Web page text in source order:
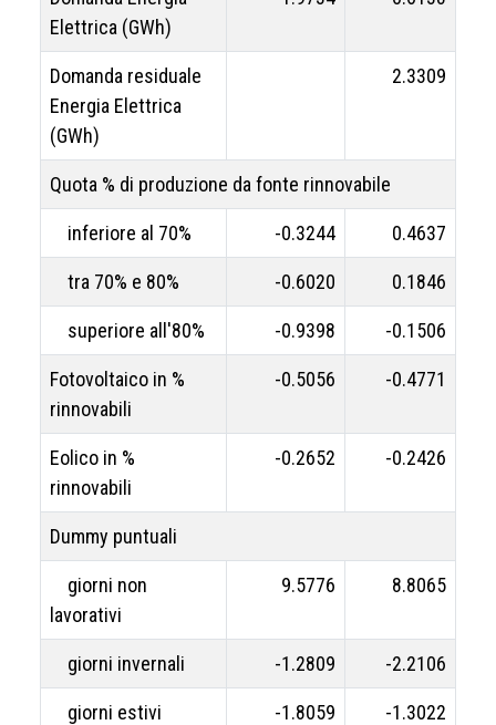
Elettrica (GWh)
Domanda residuale
Energia Elettrica
(GWh)
2.3309
Quota % di produzione da fonte rinnovabile
inferiore al 70% -0.3244 0.4637
tra 70% e 80% -0.6020 0.1846
superiore all'80% -0.9398 -0.1506
Fotovoltaico in %
rinnovabili
-0.5056 -0.4771
Eolico in %
rinnovabili
-0.2652 -0.2426
Dummy puntuali
giorni non
lavorativi
9.5776 8.8065
giorni invernali -1.2809 -2.2106
giorni estivi -1.8059 -1.3022